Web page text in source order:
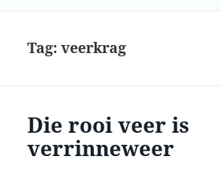
Tag:veerkrag
Die rooi veer is
verrinneweer